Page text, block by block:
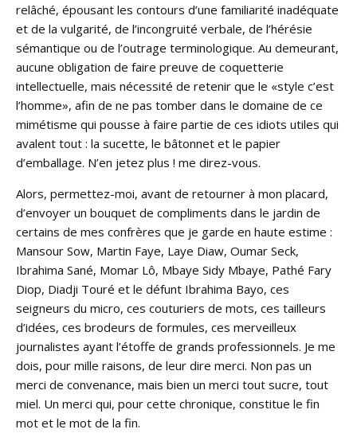
relâché, épousant les contours d’une familiarité inadéquate
et de la vulgarité, de l’incongruité verbale, de l’hérésie
sémantique ou de l’outrage terminologique. Au demeurant,
aucune obligation de faire preuve de coquetterie
intellectuelle, mais nécessité de retenir que le «style c’est
l’homme», afin de ne pas tomber dans le domaine de ce
mimétisme qui pousse à faire partie de ces idiots utiles qui
avalent tout : la sucette, le bâtonnet et le papier
d’emballage. N’en jetez plus ! me direz-vous.
Alors, permettez-moi, avant de retourner à mon placard,
d’envoyer un bouquet de compliments dans le jardin de
certains de mes confrères que je garde en haute estime :
Mansour Sow, Martin Faye, Laye Diaw, Oumar Seck,
Ibrahima Sané, Momar Lô, Mbaye Sidy Mbaye, Pathé Fary
Diop, Diadji Touré et le défunt Ibrahima Bayo, ces
seigneurs du micro, ces couturiers de mots, ces tailleurs
d’idées, ces brodeurs de formules, ces merveilleux
journalistes ayant l’étoffe de grands professionnels. Je me
dois, pour mille raisons, de leur dire merci. Non pas un
merci de convenance, mais bien un merci tout sucre, tout
miel. Un merci qui, pour cette chronique, constitue le fin
mot et le mot de la fin.